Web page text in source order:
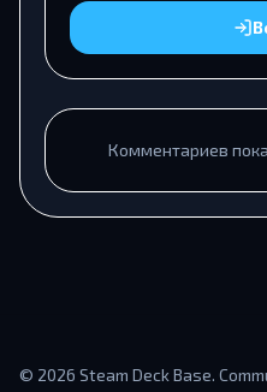
Комментариев
© 2026 Steam Deck Base.